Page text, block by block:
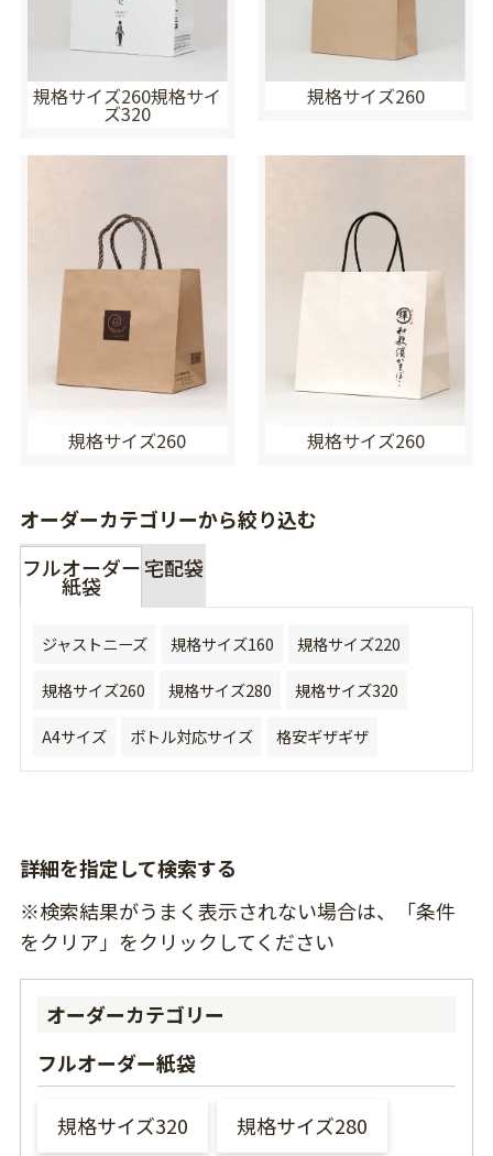
規格サイズ260規格サイ
ズ320
規格サイズ260
規格サイズ260 規格サイズ260
オーダーカテゴリーから絞り込む
フルオーダー
紙袋
宅配袋
ジャストニーズ 規格サイズ160
規格サイズ220
規格サイズ260
規格サイズ280
規格サイズ320
A4サイズ
ボトル対応サイズ 格安ギザギザ
詳細を指定して検索する
※検索結果がうまく表示されない場合は、「条件
をクリア」をクリックしてください
オーダーカテゴリー
フルオーダー紙袋
規格サイズ320 規格サイズ280